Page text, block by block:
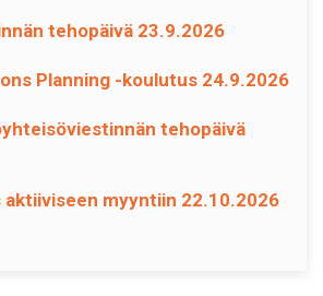
tehopäivä 23.9.2026
Planning -koulutus 24.9.2026
tehopäivä
myyntiin 22.10.2026